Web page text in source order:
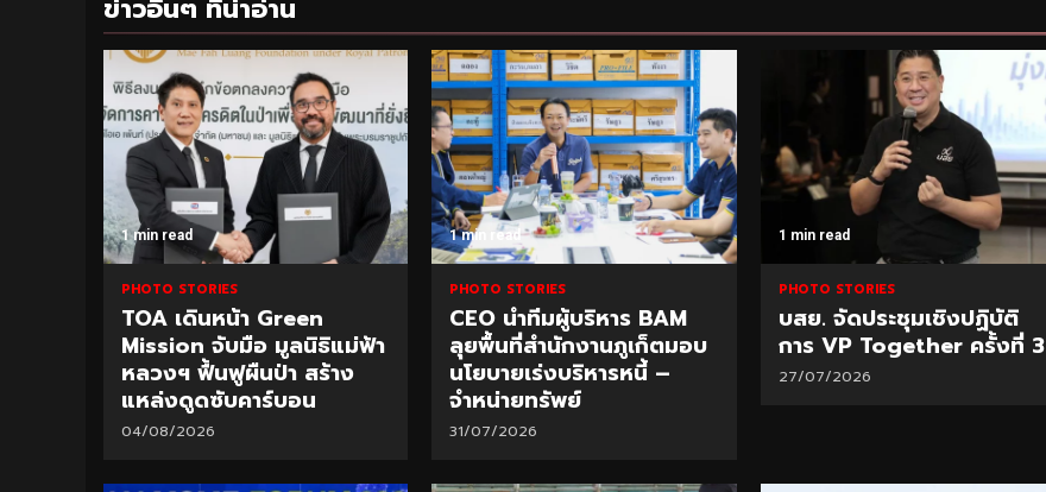
ข่าวอื่นๆ ที่น่าอ่าน
1 min read
PHOTO STORIES
TOA เดินหน้า Green
Mission จับมือ มูลนิธิแม่ฟ้า
หลวงฯ ฟื้นฟูผืนป่า สร้าง
แหล่งดูดซับคาร์บอน
04/08/2026
1 min read
PHOTO STORIES
CEO นำทีมผู้บริหาร BAM
ลุยพื้นที่สำนักงานภูเก็ตมอบ
นโยบายเร่งบริหารหนี้ –
จำหน่ายทรัพย์
31/07/2026
1 min read
PHOTO STORIES
บสย. จัดประชุมเชิงปฏิบัติ
การ VP Together ครั้งที่ 3
27/07/2026